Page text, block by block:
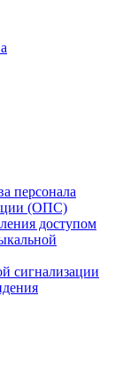
персонала
(ОПС)
доступом
сигнализации